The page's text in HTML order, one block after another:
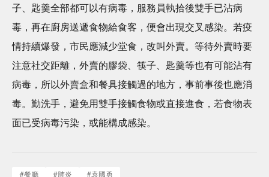
子、匙羹全部都可以有病毒，服務員執拾後雙手已沾病
毒，再在廚房送遞食物給食客，便會出現交叉感染。若疫
情持續爆發，市民應減少堂食，改叫外賣。等待外賣時要
注意社交距離，外賣的膠袋、筷子、匙羹等也有可能沾有
病毒，所以外賣盒和餐具接觸過的地方，事前事後也應消
毒。勤洗手，避免用雙手接觸食物或直接進食，若食物表
面已受病毒污染，或能構成感染。
#餐廳 #肺炎 #袁國勇